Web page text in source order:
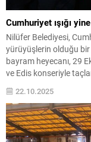
Cumhuriyet ışığı
Nilüfer Belediyesi,
yürüyüşlerin olduğu
bayram heyecanı, 29
ve Edis konseriyle
Cumhuriyeti’nin 102.
kutlamaya
başlayacak olan
22.10.2025